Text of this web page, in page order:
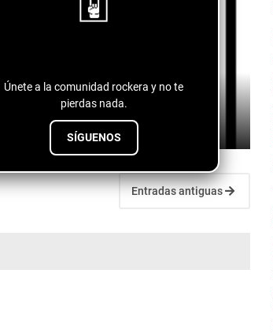
Únete a la comunidad rockera y no te
pierdas nada.
SÍGUENOS
Logan Lynn - The Cocaine Scene
July 10, 2026
Entradas antiguas